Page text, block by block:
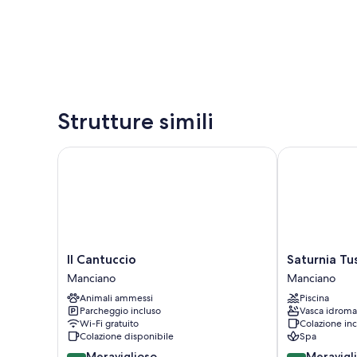
Strutture simili
Il
Cantuccio
Manciano
Il Cantuccio
Manciano
Animali ammessi
Parcheggio incluso
Wi-Fi gratuito
Colazione disponibile
Il Cantuccio
Saturnia
Tuscany
Hotel
Manciano
Saturnia
Manciano
Piscina
Vasca
Colazione
Spa
Saturnia